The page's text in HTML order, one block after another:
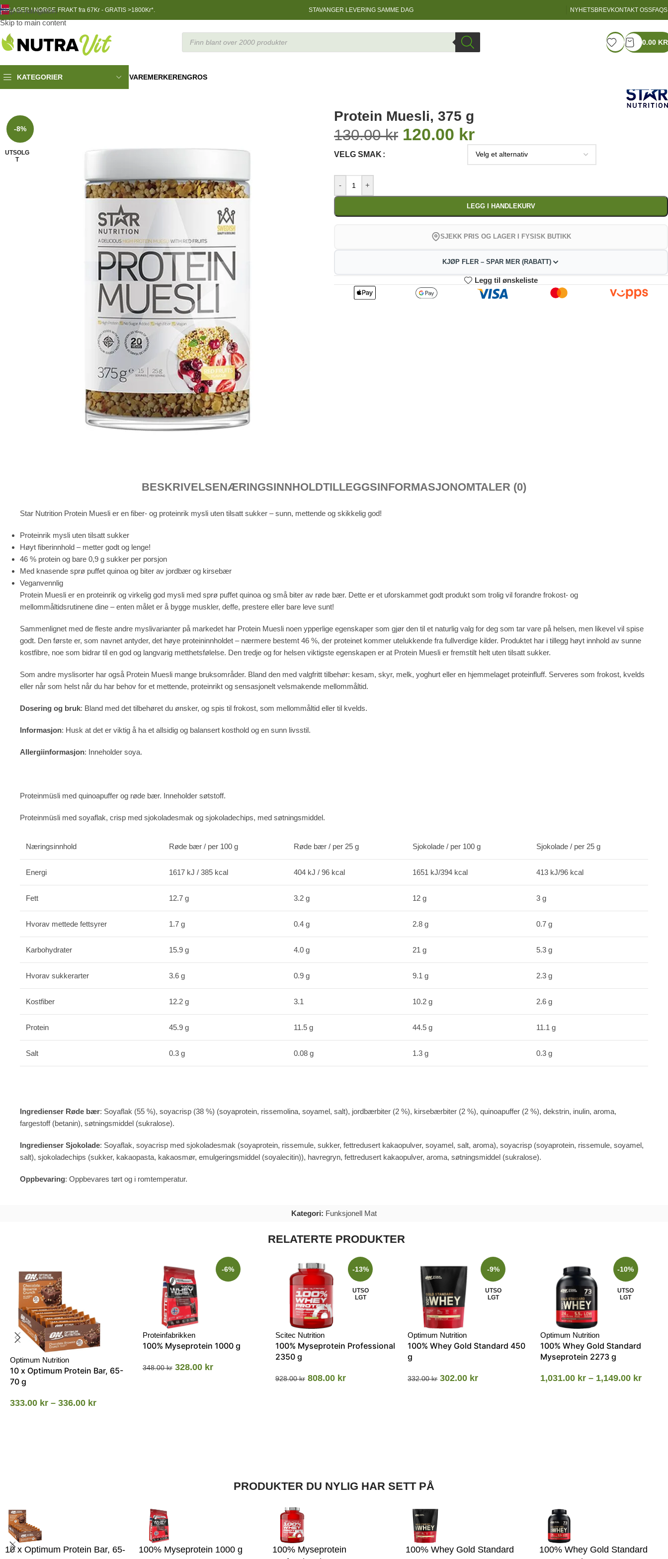
Skip to navigation
Skip to main content
LAGER I NORGEFRAKT fra 67Kr - GRATIS >1800Kr*. STAVANGER LEVERING SAMME DAG NYHETSBREVKONTAKT OSSFAQS
0.00 KR
KATEGORIER VAREMERKERENGROS
-8%
UTSOLG
T
Protein Muesli, 375 g
130.00kr 120.00 kr
VELG SMAK
- +
LEGG I HANDLEKURV
SJEKK PRIS OG LAGER I FYSISK BUTIKK
KJØP FLER – SPAR MER (RABATT)
2
118.80
3-4 5-9
kr
10+
109.20 kr
Legg til ønskeliste
BESKRIVELSENÆRINGSINNHOLDTILLEGGSINFORMASJONOMTALER (0)
Star Nutrition Protein Muesli er en fiber- og proteinrik mysli uten tilsatt sukker – sunn, mettende og skikkelig god!
Proteinrik mysli uten tilsatt sukker
Høyt fiberinnhold – metter godt og lenge!
46 % protein og bare 0,9 g sukker per porsjon
Med knasende sprø puffet quinoa og biter av jordbær og kirsebær
Veganvennlig
Protein Muesli er en proteinrik og virkelig god mysli med sprø puffet quinoa og små biter av røde bær. Dette er et uforskammet godt produkt som trolig vil forandre frokost- og
mellommåltidsrutinene dine – enten målet er å bygge muskler, deffe, prestere eller bare leve sunt!
Sammenlignet med de fleste andre myslivarianter på markedet har Protein Muesli noen ypperlige egenskaper som gjør den til et naturlig valg for deg som tar vare på helsen, men likevel vil spise
godt. Den første er, som navnet antyder, det høye proteininnholdet – nærmere bestemt 46 %, der proteinet kommer utelukkende fra fullverdige kilder. Produktet har i tillegg høyt innhold av sunne
kostfibre, noe som bidrar til en god og langvarig metthetsfølelse. Den tredje og for helsen viktigste egenskapen er at Protein Muesli er fremstilt helt uten tilsatt sukker.
Som andre myslisorter har også Protein Muesli mange bruksområder. Bland den med valgfritt tilbehør: kesam, skyr, melk, yoghurt eller en hjemmelaget proteinfluff. Serveres som frokost, kvelds
eller når som helst når du har behov for et mettende, proteinrikt og sensasjonelt velsmakende mellommåltid.
Dosering og bruk: Bland med det tilbehøret du ønsker, og spis til frokost, som mellommåltid eller til kvelds.
Informasjon: Husk at det er viktig å ha et allsidig og balansert kosthold og en sunn livsstil.
Allergiinformasjon: Inneholder soya.
Proteinmüsli med quinoapuffer og røde bær. Inneholder søtstoff.
Proteinmüsli med soyaflak, crisp med sjokoladesmak og sjokoladechips, med søtningsmiddel.
Næringsinnhold Røde bær / per 100 g Røde bær / per 25 g Sjokolade / per 100 g Sjokolade / per 25 g
Energi 1617 kJ / 385 kcal 404 kJ / 96 kcal 1651 kJ/394 kcal 413 kJ/96 kcal
Fett 12.7 g 3.2 g 12 g 3 g
Hvorav mettede fettsyrer 1.7 g 0.4 g 2.8 g 0.7 g
Karbohydrater 15.9 g 4.0 g 21 g 5.3 g
Hvorav sukkerarter 3.6 g 0.9 g 9.1 g 2.3 g
Kostfiber 12.2 g 3.1 10.2 g 2.6 g
Protein 45.9 g 11.5 g 44.5 g 11.1 g
Salt 0.3 g 0.08 g 1.3 g 0.3 g
Ingredienser Røde bær: Soyaflak (55 %), soyacrisp (38 %) (soyaprotein, rissemolina, soyamel, salt), jordbærbiter (2 %), kirsebærbiter (2 %), quinoapuffer (2 %), dekstrin, inulin, aroma,
fargestoff (betanin), søtningsmiddel (sukralose).
Ingredienser Sjokolade: Soyaflak, soyacrisp med sjokoladesmak (soyaprotein, rissemule, sukker, fettredusert kakaopulver, soyamel, salt, aroma), soyacrisp (soyaprotein, rissemule, soyamel,
salt), sjokoladechips (sukker, kakaopasta, kakaosmør, emulgeringsmiddel (soyalecitin)), havregryn, fettredusert kakaopulver, aroma, søtningsmiddel (sukralose).
Oppbevaring: Oppbevares tørt og i romtemperatur.
Kategori: Funksjonell Mat
RELATERTE PRODUKTER
Optimum Nutrition
10 x Optimum Protein Bar, 65-
70 g
333.00 kr – 336.00 kr
-6%
Proteinfabrikken
100% Myseprotein 1000 g
348.00kr 328.00 kr
-13%
UTSO
LGT
Scitec Nutrition
100% Myseprotein Professional
2350 g
928.00kr 808.00 kr
-9%
UTSO
LGT
Optimum Nutrition
100% Whey Gold Standard 450
g
332.00kr 302.00 kr
-10%
UTSO
LGT
Optimum Nutrition
100% Whey Gold Standard
Myseprotein 2273 g
1,031.00 kr – 1,149.00 kr
PRODUKTER DU NYLIG HAR SETT PÅ
10 x Optimum Protein Bar, 65-
100% Myseprotein 1000 g
100% Myseprotein
100% Whey Gold Standard
100% Whey Gold Standard